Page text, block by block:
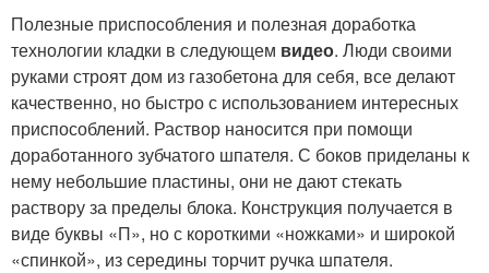
Полезные приспособления и полезная доработка
технологии кладки в следующем видео. Люди своими
руками строят дом из газобетона для себя, все делают
качественно, но быстро с использованием интересных
приспособлений. Раствор наносится при помощи
доработанного зубчатого шпателя. С боков приделаны к
нему небольшие пластины, они не дают стекать
раствору за пределы блока. Конструкция получается в
виде буквы «П», но с короткими «ножками» и широкой
«спинкой», из середины торчит ручка шпателя.